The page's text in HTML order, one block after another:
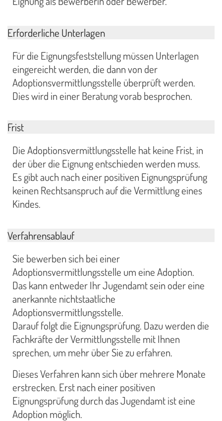
Erforderliche Unterlagen
Für die Eignungsfeststellung müssen Unterlagen
eingereicht werden, die dann von der
Adoptionsvermittlungsstelle überprüft werden.
Dies wird in einer Beratung vorab besprochen.
Frist
Die Adoptionsvermittlungsstelle hat keine Frist, in
der über die Eignung entschieden werden muss.
Es gibt auch nach einer positiven Eignungsprüfung
keinen Rechtsanspruch auf die Vermittlung eines
Kindes.
Verfahrensablauf
Sie bewerben sich bei einer
Adoptionsvermittlungsstelle um eine Adoption.
Das kann entweder Ihr Jugendamt sein oder eine
anerkannte nichtstaatliche
Adoptionsvermittlungsstelle.
Darauf folgt die Eignungsprüfung. Dazu werden die
Fachkräfte der Vermittlungsstelle mit Ihnen
sprechen, um mehr über Sie zu erfahren.
Dieses Verfahren kann sich über mehrere Monate
erstrecken. Erst nach einer positiven
Eignungsprüfung durch das Jugendamt ist eine
Adoption möglich.